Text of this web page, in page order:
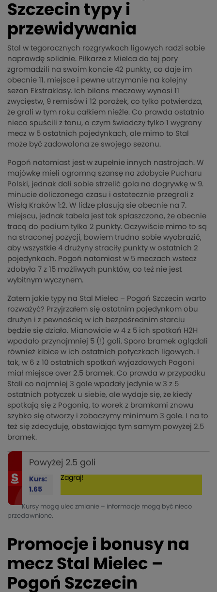
Szczecin typy i
przewidywania
Stal w tegorocznych rozgrywkach ligowych radzi sobie
naprawdę solidnie. Piłkarze z Mielca do tej pory
zgromadzili na swoim koncie 42 punkty, co daje im
obecnie 11. miejsce i pewne utrzymanie na kolejny
sezon Ekstraklasy. Ich bilans meczowy wynosi 11
zwycięstw, 9 remisów i 12 porażek, co tylko potwierdza,
że grali w tym roku całkiem nieźle. Co prawda ostatnio
nieco spuścili z tonu, o czym świadczy tylko 1 wygrany
mecz w 5 ostatnich pojedynkach, ale mimo to Stal
może być zadowolona ze swojego sezonu.
Pogoń natomiast jest w zupełnie innych nastrojach. W
majówkę mieli ogromną szansę na zdobycie Pucharu
Polski, jednak dali sobie strzelić gola na dogrywkę w 9.
minucie doliczonego czasu i ostatecznie przegrali z
Wisłą Kraków 1:2. W lidze plasują sie obecnie na 7.
miejscu, jednak tabela jest tak spłaszczona, że obecnie
tracą do podium tylko 2 punkty. Oczywiście mimo to są
na straconej pozycji, bowiem trudno sobie wyobrazić,
aby wszystkie 4 drużyny straciły punkty w ostatnich 2
pojedynkach. Pogoń natomiast w 5 meczach wstecz
zdobyła 7 z 15 możliwych punktów, co też nie jest
wybitnym wyczynem.
Zatem jakie typy na Stal Mielec – Pogoń Szczecin warto
rozważyć? Przyjrzałem się ostatnim pojedynkom obu
drużyn i z pewnością w ich bezpośrednim starciu
będzie się działo. Mianowicie w 4 z 5 ich spotkań H2H
wpadało przynajmniej 5 (!) goli. Sporo bramek oglądali
również kibice w ich ostatnich potyczkach ligowych. I
tak, w 6 z 10 ostatnich spotkań wyjazdowych Pogoni
miał miejsce over 2.5 bramek. Co prawda w przypadku
Stali co najmniej 3 gole wpadały jedynie w 3 z 5
ostatnich potyczek u siebie, ale wydaje się, że kiedy
spotkają się z Pogonią, to worek z bramkami znowu
szybko się otworzy i zobaczymy minimum 3 gole. I na to
też się zdecyduję, obstawiając tym samym powyżej 2.5
bramek.
Powyżej 2.5 goli
Kurs:
1.65
Zagraj!
Kursy mogą ulec zmianie – informacje mogą być nieco
przedawnione.
Promocje i bonusy na
mecz Stal Mielec –
Pogoń Szczecin